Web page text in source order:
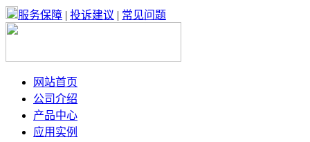
服务保障 | 投诉建议 | 常见问题
网站首页
公司介绍
产品中心
应用实例